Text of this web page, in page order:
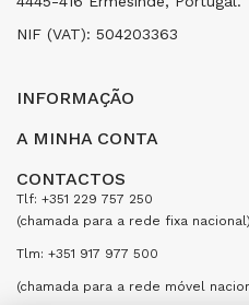
NIF (VAT): 504203363
INFORMAÇÃO
A MINHA CONTA
CONTACTOS
Tlf: +351 229 757 250
(chamada para a rede fixa nacional)
Tlm: +351 917 977 500
(chamada para a rede móvel